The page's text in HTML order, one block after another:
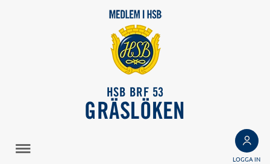
HSB BRF 53
GRÄSLÖKEN
LOGGA IN